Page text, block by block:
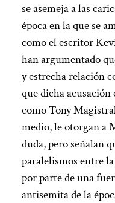
se asemeja a las
época en la que se
como el escritor
han argumentado
y estrecha relación
que dicha
como Tony
medio, le otorgan a
duda, pero señalan
paralelismos entre
por parte de una
antisemita de la